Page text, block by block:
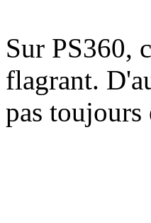
Sur PS360,
flagrant.
pas